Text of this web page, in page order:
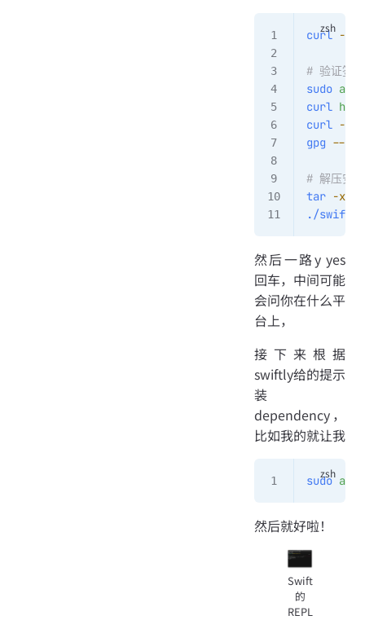
curl -O
# 验证签
sudo apt
curl
curl -O
gpg --
# 解压安装
tar -xzf
./swiftly
然后一路y yes
回车，中间可能
会问你在什么平
台上，
接下来根据
swiftly给的提示
装
dependency，
比如我的就让我
sudo apt
然后就好啦！
Swift
的
REPL